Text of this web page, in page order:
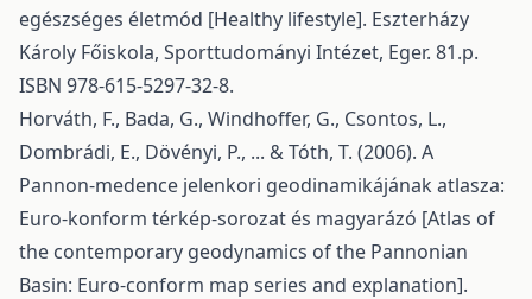
egészséges életmód [Healthy lifestyle]. Eszterházy
Károly Főiskola, Sporttudományi Intézet, Eger. 81.p.
ISBN 978-615-5297-32-8.
Horváth, F., Bada, G., Windhoffer, G., Csontos, L.,
Dombrádi, E., Dövényi, P., ... & Tóth, T. (2006). A
Pannon-medence jelenkori geodinamikájának atlasza:
Euro-konform térkép-sorozat és magyarázó [Atlas of
the contemporary geodynamics of the Pannonian
Basin: Euro-conform map series and explanation].